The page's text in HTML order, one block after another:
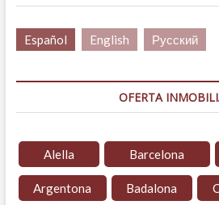
Español English Русский
OFERTA
Alella Barcelona
Argentona Badalona